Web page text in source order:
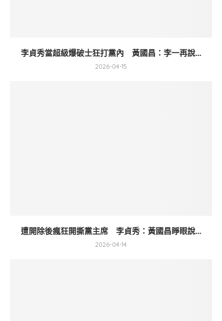
李貞秀當超級爆破士狂打黨內 黃國昌：李一再說...
2026-04-15
遭開除後瘋狂開撕黨主席 李貞秀：黃國昌睜眼說...
2026-04-14